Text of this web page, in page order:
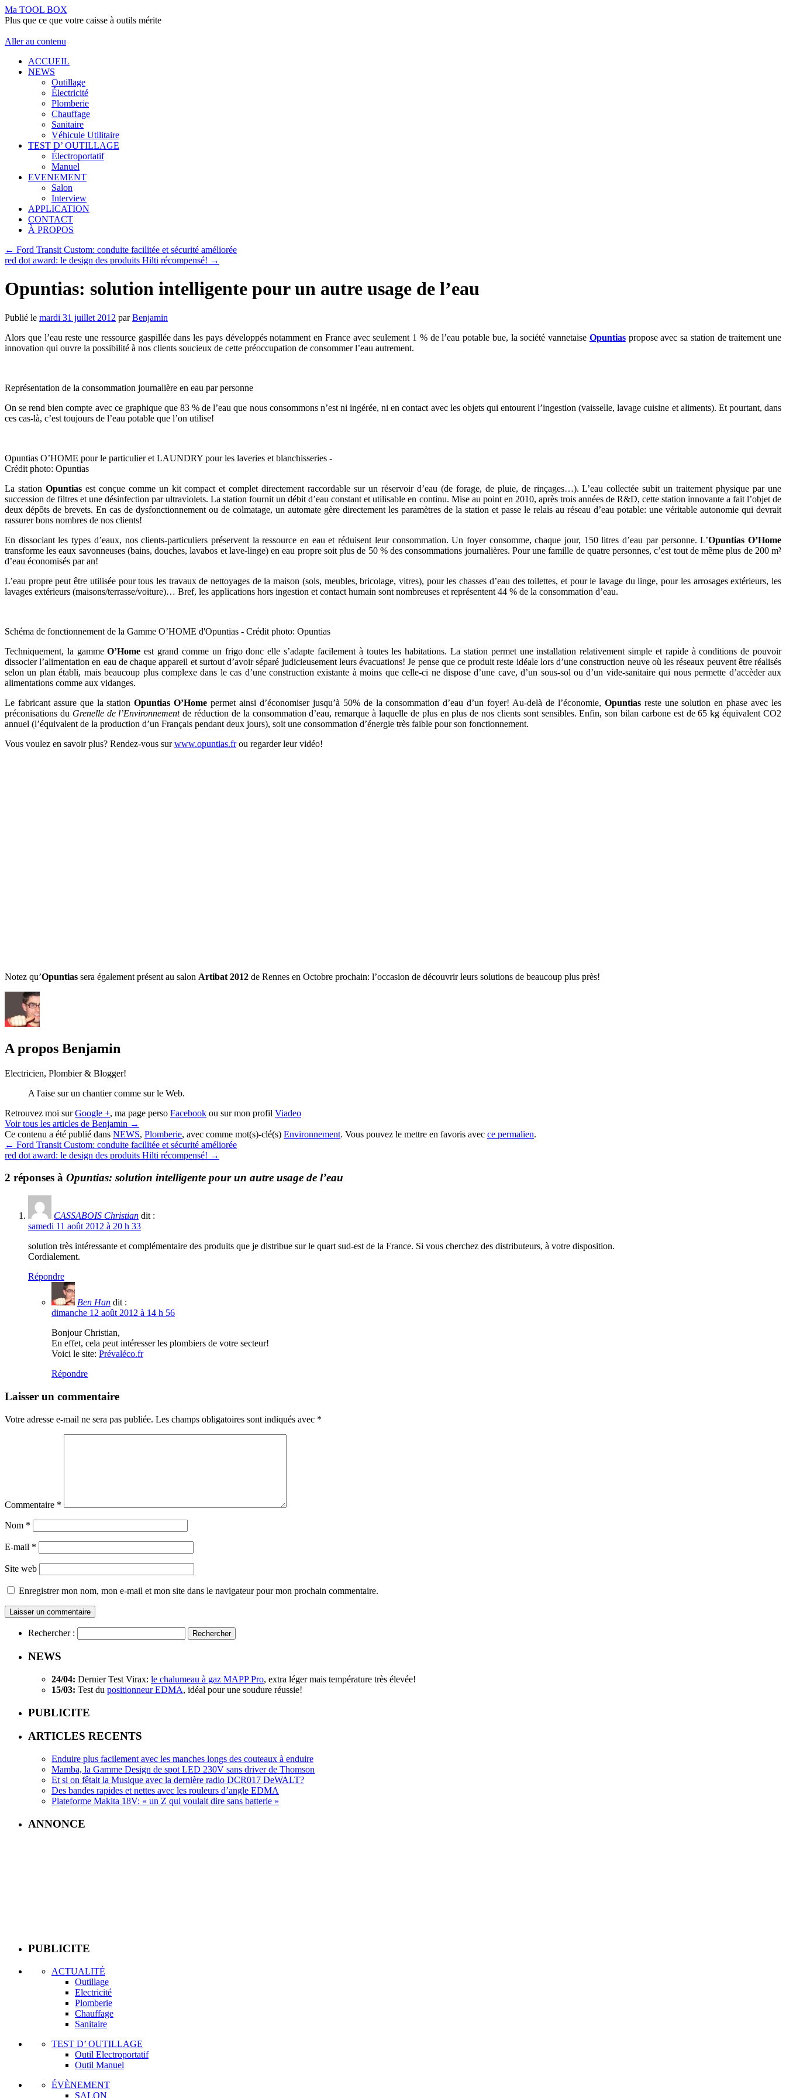
Ma TOOL BOX
Plus que ce que votre caisse à outils mérite
Aller au contenu
ACCUEIL
NEWS
Outillage
Électricité
Plomberie
Chauffage
Sanitaire
Véhicule Utilitaire
TEST D’ OUTILLAGE
Électroportatif
Manuel
EVENEMENT
Salon
Interview
APPLICATION
CONTACT
À PROPOS
← Ford Transit Custom: conduite facilitée et sécurité améliorée
red dot award: le design des produits Hilti récompensé! →
Opuntias: solution intelligente pour un autre usage de l’eau
Publié le mardi 31 juillet 2012 par Benjamin
Alors que l’eau reste une ressource gaspillée dans les pays développés notamment en France avec seulement 1 % de l’eau potable bue, la société vannetaise Opuntiaspropose avec sa station de traitement une
innovation qui ouvre la possibilité à nos clients soucieux de cette préoccupation de consommer l’eau autrement.
Représentation de la consommation journalière en eau par personne
On se rend bien compte avec ce graphique que 83 % de l’eau que nous consommons n’est ni ingérée, ni en contact avec les objets qui entourent l’ingestion (vaisselle, lavage cuisine et aliments). Et pourtant, dans
ces cas-là, c’est toujours de l’eau potable que l’on utilise!
Opuntias O’HOME pour le particulier et LAUNDRY pour les laveries et blanchisseries -
Crédit photo: Opuntias
La station Opuntiasest conçue comme un kit compact et complet directement raccordable sur un réservoir d’eau (de forage, de pluie, de rinçages…). L’eau collectée subit un traitement physique par une
succession de filtres et une désinfection par ultraviolets. La station fournit un débit d’eau constant et utilisable en continu. Mise au point en 2010, après trois années de R&D, cette station innovante a fait l’objet de
deux dépôts de brevets. En cas de dysfonctionnement ou de colmatage, un automate gère directement les paramètres de la station et passe le relais au réseau d’eau potable: une véritable autonomie qui devrait
rassurer bons nombres de nos clients!
En dissociant les types d’eaux, nos clients-particuliers préservent la ressource en eau et réduisent leur consommation. Un foyer consomme, chaque jour, 150 litres d’eau par personne. L’Opuntias O’Home
transforme les eaux savonneuses (bains, douches, lavabos et lave-linge) en eau propre soit plus de 50 % des consommations journalières. Pour une famille de quatre personnes, c’est tout de même plus de 200 m²
d’eau économisés par an!
L’eau propre peut être utilisée pour tous les travaux de nettoyages de la maison (sols, meubles, bricolage, vitres), pour les chasses d’eau des toilettes, et pour le lavage du linge, pour les arrosages extérieurs, les
lavages extérieurs (maisons/terrasse/voiture)… Bref, les applications hors ingestion et contact humain sont nombreuses et représentent 44 % de la consommation d’eau.
Schéma de fonctionnement de la Gamme O’HOME d'Opuntias - Crédit photo: Opuntias
Techniquement, la gammeO’Home est grand comme un frigo donc elle s’adapte facilement à toutes les habitations. La station permet une installation relativement simple et rapide à conditions de pouvoir
dissocier l’alimentation en eau de chaque appareil et surtout d’avoir séparé judicieusement leurs évacuations! Je pense que ce produit reste idéale lors d’une construction neuve où les réseaux peuvent être réalisés
selon un plan établi, mais beaucoup plus complexe dans le cas d’une construction existante à moins que celle-ci ne dispose d’une cave, d’un sous-sol ou d’un vide-sanitaire qui nous permette d’accèder aux
alimentations comme aux vidanges.
Le fabricant assure que la stationOpuntias O’Home permet ainsi d’économiser jusqu’à 50% de la consommation d’eau d’un foyer! Au-delà de l’économie, Opuntiasreste une solution en phase avec les
préconisations du Grenelle de l’Environnementde réduction de la consommation d’eau, remarque à laquelle de plus en plus de nos clients sont sensibles. Enfin, son bilan carbone est de 65 kg équivalent CO2
annuel (l’équivalent de la production d’un Français pendant deux jours), soit une consommation d’énergie très faible pour son fonctionnement.
Vous voulez en savoir plus? Rendez-vous surwww.opuntias.frou regarder leur vidéo!
Notez qu’Opuntias sera également présent au salon Artibat 2012 de Rennes en Octobre prochain: l’occasion de découvrir leurs solutions de beaucoup plus près!
A propos Benjamin
Electricien, Plombier & Blogger!
A l'aise sur un chantier comme sur le Web.
Retrouvez moi surGoogle +, ma page perso Facebook ou sur mon profil Viadeo
Voir tous les articles de Benjamin →
Ce contenu a été publié dans NEWS, Plomberie, avec comme mot(s)-clé(s) Environnement. Vous pouvez le mettre en favoris avec ce permalien.
← Ford Transit Custom: conduite facilitée et sécurité améliorée
red dot award: le design des produits Hilti récompensé! →
2 réponses à Opuntias: solution intelligente pour un autre usage de l’eau
CASSABOIS Christian dit :
samedi 11 août 2012 à 20 h 33
solution très intéressante et complémentaire des produits que je distribue sur le quart sud-est de la France. Si vous cherchez des distributeurs, à votre disposition.
Cordialement.
Répondre
Ben Han dit :
dimanche 12 août 2012 à 14 h 56
Bonjour Christian,
En effet, cela peut intéresser les plombiers de votre secteur!
Voici le site: Prévaléco.fr
Répondre
Laisser un commentaire
Votre adresse e-mail ne sera pas publiée. Les champs obligatoires sont indiqués avec *
Commentaire *
Nom *
E-mail *
Site web
Enregistrer mon nom, mon e-mail et mon site dans le navigateur pour mon prochain commentaire.
Rechercher :
NEWS
24/04: Dernier Test Virax: le chalumeau à gaz MAPP Pro, extra léger mais température très élevée!
15/03: Test du positionneur EDMA, idéal pour une soudure réussie!
PUBLICITE
ARTICLES RECENTS
Enduire plus facilement avec les manches longs des couteaux à enduire
Mamba, la Gamme Design de spot LED 230V sans driver de Thomson
Et si on fêtait la Musique avec la dernière radio DCR017 DeWALT?
Des bandes rapides et nettes avec les rouleurs d’angle EDMA
Plateforme Makita 18V: « un Z qui voulait dire sans batterie »
ANNONCE
PUBLICITE
ACTUALITÉ
Outillage
Electricité
Plomberie
Chauffage
Sanitaire
TEST D’ OUTILLAGE
Outil Electroportatif
Outil Manuel
ÉVÈNEMENT
SALON